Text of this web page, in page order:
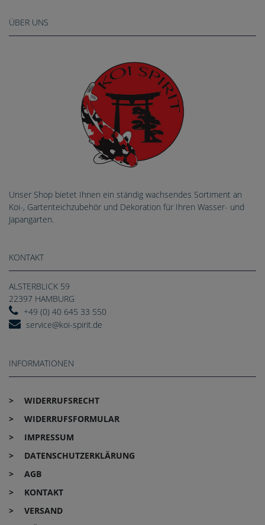
ÜBER UNS
Unser Shop bietet Ihnen ein ständig wachsendes Sortiment an
Koi-, Gartenteichzubehör und Dekoration für Ihren Wasser- und
Japangarten.
KONTAKT
ALSTERBLICK 59
22397 HAMBURG
+49 (0) 40 645 33 550
service@koi-spirit.de
INFORMATIONEN
WIDERRUFS­RECHT
WIDERRUFS­FORMULAR
IMPRESSUM
DATEN­SCHUTZ­ERKLÄRUNG
AGB
KONTAKT
VERSAND